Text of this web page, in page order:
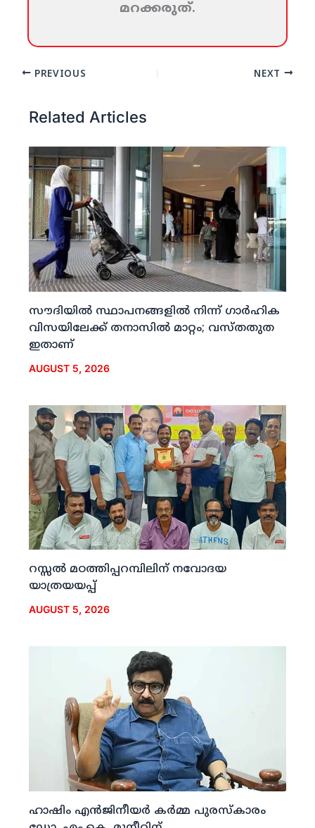
മറക്കരുത്‌.
PREVIOUS NEXT
Related Articles
സൗദിയില്‍ സ്ഥാപനങ്ങളില്‍ നിന്ന് ഗാര്‍ഹിക
വിസയിലേക്ക് തനാസില്‍ മാറ്റം; വസ്തതുത
ഇതാണ്
AUGUST 5, 2026
റസ്സല്‍ മഠത്തിപ്പറമ്പിലിന് നവോദയ
യാത്രയയപ്പ്
AUGUST 5, 2026
ഹാഷിം എന്‍ജിനീയര്‍ കര്‍മ്മ പുരസ്‌കാരം